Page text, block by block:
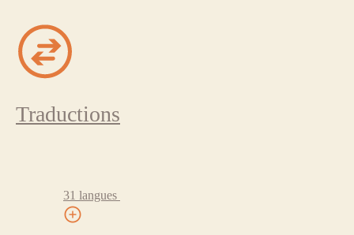
Traductions
31 langues